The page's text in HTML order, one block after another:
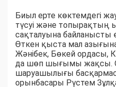
Биыл ерте көктемдегі
түсуі және
сақталуына байланысты
Өткен қыста мал
Жәнібек, Бөкей ордасы,
да шөп шығымы жақсы.
шаруашылығы
орынбасары Рүстем